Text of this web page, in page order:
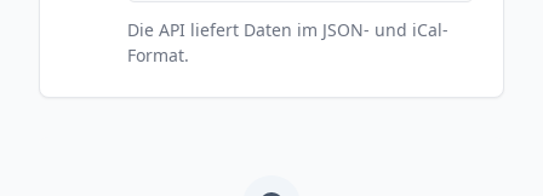
Die API liefert Daten im JSON- und iCal-
Format.